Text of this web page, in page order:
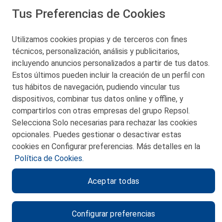
San Martín 5-Edificio Muñatones,
© 2026 Petronor S.A.
CONTACTO
MAPA WEB
POLITICA DE PRIVACIDAD
POLITICA DE COOKIES
CANAL DE ÉTICA
Tus Preferencias de Cookies
Utilizamos cookies propias y de terceros con fines
técnicos, personalización, análisis y publicitarios,
incluyendo anuncios personalizados a partir de tus datos.
Estos últimos pueden incluir la creación de un perfil con
tus hábitos de navegación, pudiendo vincular tus
dispositivos, combinar tus datos online y offline, y
compartirlos con otras empresas del grupo Repsol.
Selecciona Solo necesarias para rechazar las cookies
opcionales. Puedes gestionar o desactivar estas
cookies en Configurar preferencias. Más detalles en la
Política de Cookies.
Configurar preferencias
Aceptar todas